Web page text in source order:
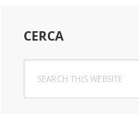
Primary
Sidebar
CERCA
this
website